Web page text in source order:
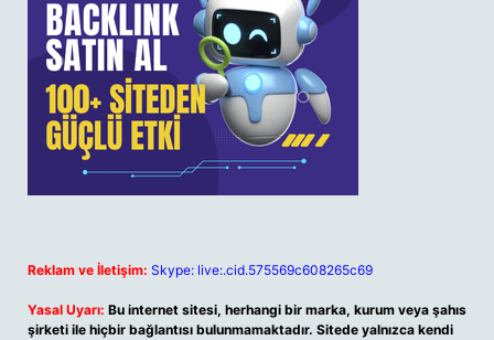
Reklam ve İletişim: Skype: live:.cid.575569c608265c69
Yasal Uyarı: Bu internet sitesi, herhangi bir marka, kurum veya şahıs
şirketi ile hiçbir bağlantısı bulunmamaktadır. Sitede yalnızca kendi